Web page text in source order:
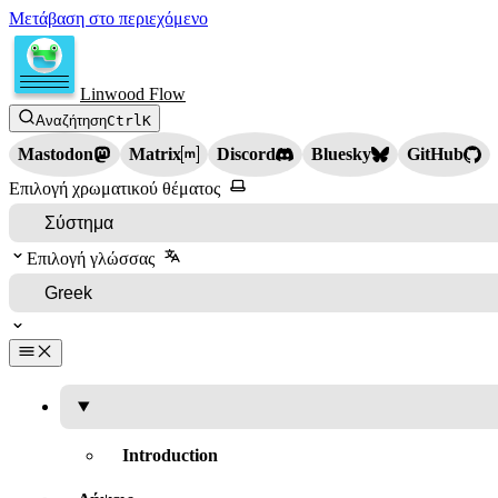
Μετάβαση στο περιεχόμενο
Linwood Flow
ΑναζήτησηCtrlK
Mastodon Matrix Discord Bluesky
GitHub
Επιλογή χρωματικού θέματος
Επιλογή γλώσσας
Introduction